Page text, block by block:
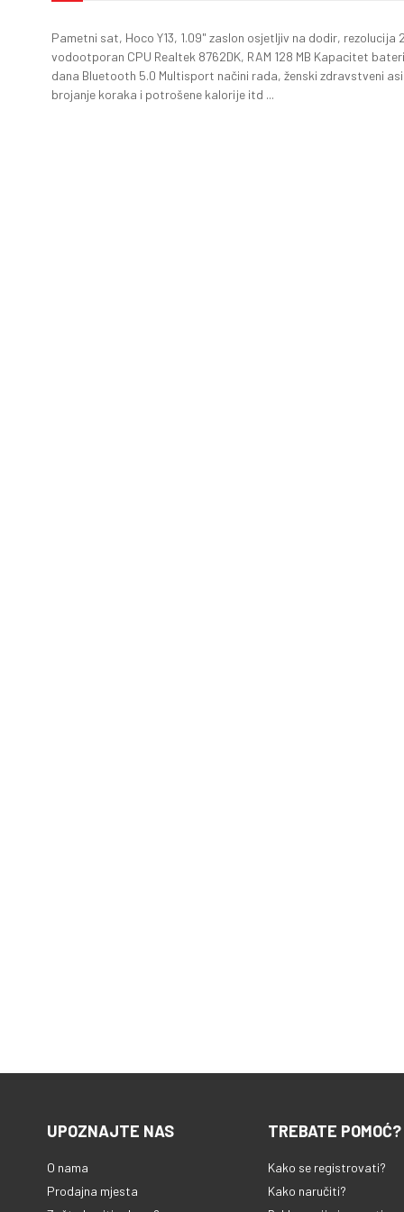
Pametni sat, Hoco Y13, 1.09" zaslon osjetljiv na dodir, rezolucija
vodootporan CPU Realtek 8762DK, RAM 128 MB Kapacitet
dana Bluetooth 5.0 Multisport načini rada, ženski zdravstveni
brojanje koraka i potrošene kalorije itd ...
UPOZNAJTE NAS
O nama
Prodajna mjesta
TREBATE POMOĆ?
Kako se registrovati?
Kako naručiti?